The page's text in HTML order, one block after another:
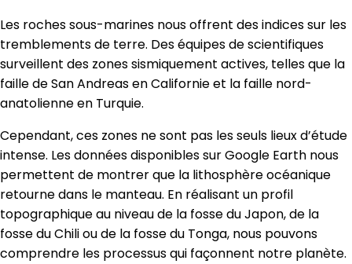
Les roches sous-marines nous offrent des indices sur les
tremblements de terre. Des équipes de scientifiques
surveillent des zones sismiquement actives, telles que la
faille de San Andreas en Californie et la faille nord-
anatolienne en Turquie.
Cependant, ces zones ne sont pas les seuls lieux d’étude
intense. Les données disponibles sur Google Earth nous
permettent de montrer que la lithosphère océanique
retourne dans le manteau. En réalisant un profil
topographique au niveau de la fosse du Japon, de la
fosse du Chili ou de la fosse du Tonga, nous pouvons
comprendre les processus qui façonnent notre planète.